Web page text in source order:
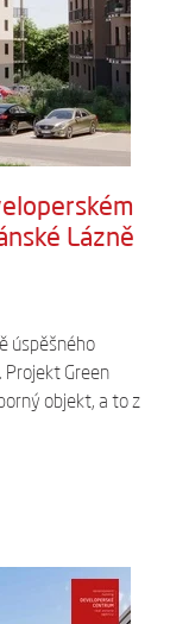
Lázně
úspěšného
Projekt Green
objekt, a to z